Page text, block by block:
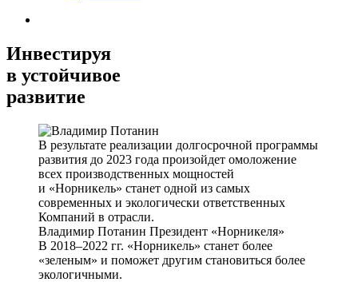
Инвестируя
в устойчивое
развитие
В результате реализации долгосрочной программы
развития до 2023 года произойдет омоложение
всех производственных мощностей
и «Норникель» станет одной из самых
современных и экологически ответственных
Компаний в отрасли.
Владимир Потанин Президент «Норникеля»
В 2018–2022 гг. «Норникель» станет более
«зеленым» и поможет другим становиться более
экологичными.